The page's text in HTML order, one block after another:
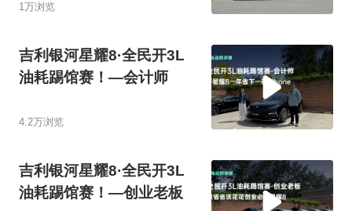
1万浏览
吉利银河星耀8·全民开3L
油耗踢馆赛！—会计师
4.2万浏览
吉利银河星耀8·全民开3L
油耗踢馆赛！—创业老板